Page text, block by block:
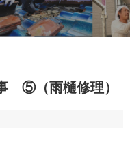
⑤（雨樋修理）